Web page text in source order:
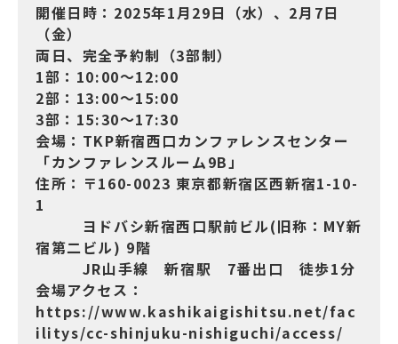
開催日時：2025年1月29日（水）、2月7日
（金）
両日、完全予約制（3部制）
1部：10:00～12:00
2部：13:00～15:00
3部：15:30～17:30
会場：TKP新宿西口カンファレンスセンター
「カンファレンスルーム9B」
住所：〒160-0023 東京都新宿区西新宿1-10-
1
ヨドバシ新宿西口駅前ビル(旧称：MY新
宿第二ビル) 9階
JR山手線 新宿駅 7番出口 徒歩1分
会場アクセス：
https://www.kashikaigishitsu.net/fac
ilitys/cc-shinjuku-nishiguchi/access/